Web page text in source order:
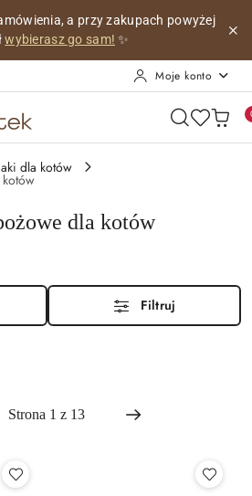
z imieniem Twojego kotka,co
pięknym obrazkiem!
Moje konto
dla kotów
dla kotów
Filtruj